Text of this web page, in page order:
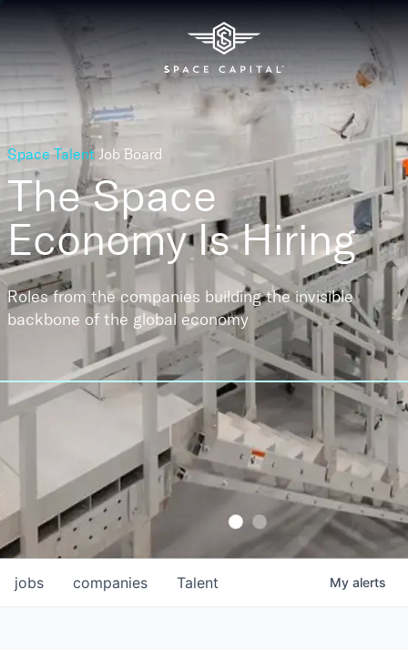
Space Talent Job Board
The Space
EconomyIs Hiring
Roles from the companies building the invisible
backbone of the global economy
jobs companies Talent My alerts